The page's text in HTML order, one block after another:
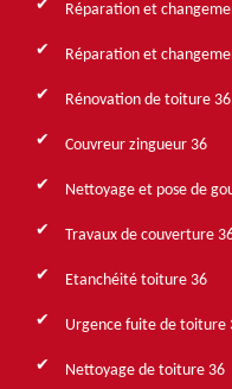
Réparation et
Réparation et
Rénovation de toiture 36
Couvreur zingueur 36
Nettoyage et pose de
Travaux de couverture
Etanchéité toiture 36
Urgence fuite de toiture
Nettoyage de toiture 36